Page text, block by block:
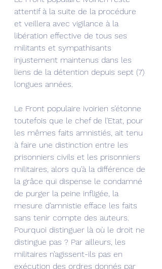
attentif à la suite de la procédure
et veillera avec vigilance à la
libération effective de tous ses
militants et sympathisants
injustement maintenus dans les
liens de la détention depuis sept (7)
longues années.
Le Front populaire ivoirien s’étonne
toutefois que le chef de l’Etat, pour
les mêmes faits amnistiés, ait tenu
à faire une distinction entre les
prisonniers civils et les prisonniers
militaires, alors qu’à la différence de
la grâce qui dispense le condamné
de purger la peine infligée, la
mesure d’amnistie efface les faits
sans tenir compte des auteurs.
Pourquoi distinguer là où le droit ne
distingue pas ? Par ailleurs, les
militaires n’agissent-ils pas en
exécution des ordres donnés par